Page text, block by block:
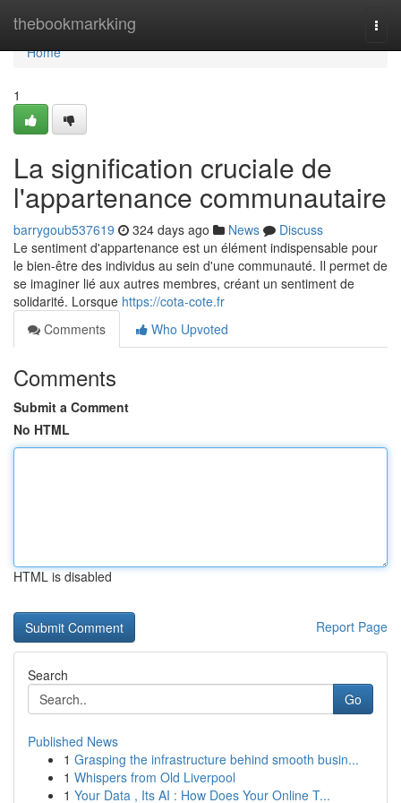
thebookmarkking
Home
Home
1
La signification cruciale de
l'appartenance communautaire
barrygoub537619 324 days ago News
Discuss
Le sentiment d'appartenance est un élément indispensable pour
le bien-être des individus au sein d'une communauté. Il permet de
se imaginer lié aux autres membres, créant un sentiment de
solidarité. Lorsque https://cota-cote.fr
Comments
Who Upvoted
Comments
Submit a Comment
No HTML
HTML is disabled
Report Page
Search
Go
Published News
1 Grasping the infrastructure behind smooth busin...
1 Whispers from Old Liverpool
1 Your Data , Its AI : How Does Your Online T...